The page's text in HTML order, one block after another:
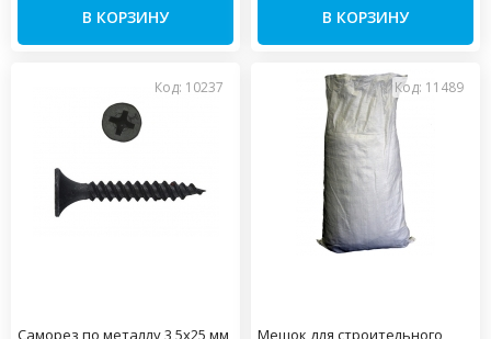
В КОРЗИНУ В КОРЗИНУ
Код: 10237
Саморез по металлу 3,5х25 мм
Код: 11489
Мешок для строительного